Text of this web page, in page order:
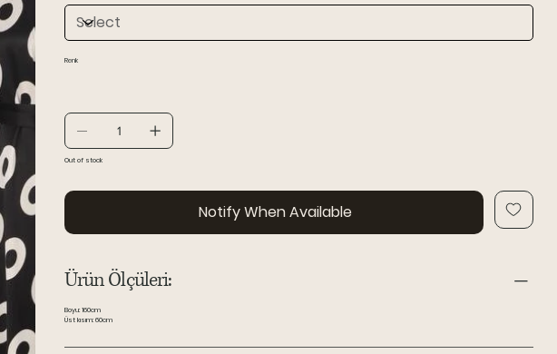
Renk
Out of stock
Notify When Available
Ürün Ölçüleri:
Boyu: 160cm
Üst kısım: 60cm